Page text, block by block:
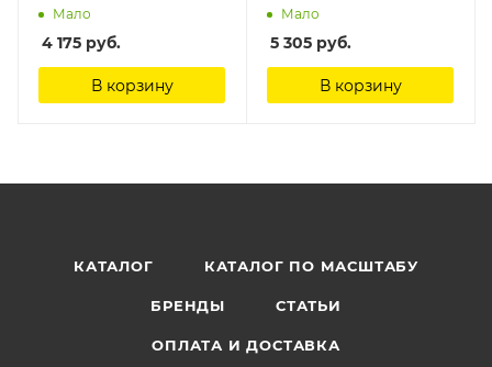
Мало
4 175 руб.
В корзину
1/144Мало
5 305 руб.
В корзину
КАТАЛОГ КАТАЛОГ ПО МАСШТАБУ
БРЕНДЫ СТАТЬИ
ОПЛАТА И ДОСТАВКА